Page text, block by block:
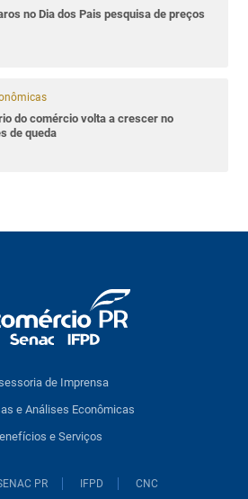
no Dia dos Pais pesquisa de preços
do comércio volta a crescer no
de queda
de Imprensa
e Análises Econômicas
e Serviços
PR IFPD CNC